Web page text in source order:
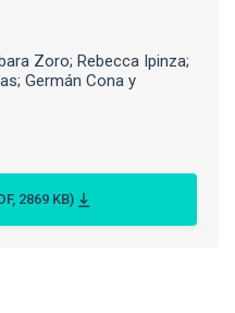
Zoro; Rebecca Ipinza;
Germán Cona y
2869 KB)